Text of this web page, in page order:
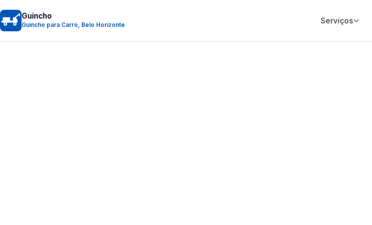
Guincho
Guincho para Carro, Belo Horizonte Serviços